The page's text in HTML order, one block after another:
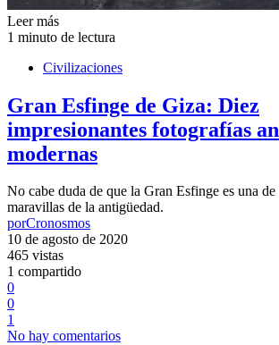
Leer más
1 minuto de lectura
Civilizaciones
Gran Esfinge de Giza: Diez
impresionantes fotografías
modernas
No cabe duda de que la Gran Esfinge es una de
maravillas de la antigüedad.
porCronosmos
10 de agosto de 2020
465 vistas
1 compartido
0
0
1
No hay comentarios